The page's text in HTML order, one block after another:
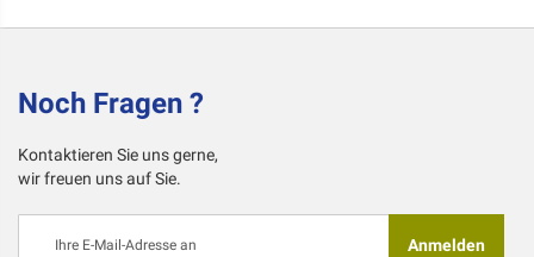
Noch Fragen ?
Kontaktieren Sie uns gerne,
wir freuen uns auf Sie.
Anmelden